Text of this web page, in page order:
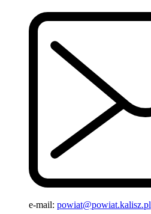
e-mail: powiat@powiat.kalisz.pl